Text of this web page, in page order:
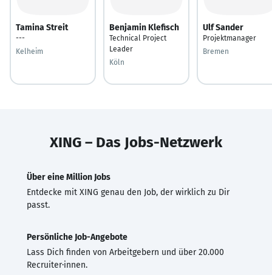
Tamina Streit
---
Kelheim
Benjamin Klefisch
Technical Project
Leader
Köln
Ulf Sander
Projektmanager
Bremen
XING – Das Jobs-Netzwerk
Über eine Million Jobs
Entdecke mit XING genau den Job, der wirklich zu Dir
passt.
Persönliche Job-Angebote
Lass Dich finden von Arbeitgebern und über 20.000
Recruiter·innen.